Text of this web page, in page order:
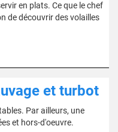
en plats. Ce que le chef
de découvrir des volailles
et turbot
Par ailleurs, une
et hors-d'oeuvre.